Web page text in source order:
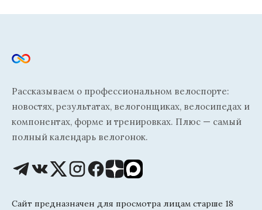
Рассказываем о профессиональном велоспорте:
новостях, результатах, велогонщиках, велосипедах и
компонентах, форме и тренировках. Плюс — самый
полный календарь велогонок.
Сайт предназначен для просмотра лицам старше 18